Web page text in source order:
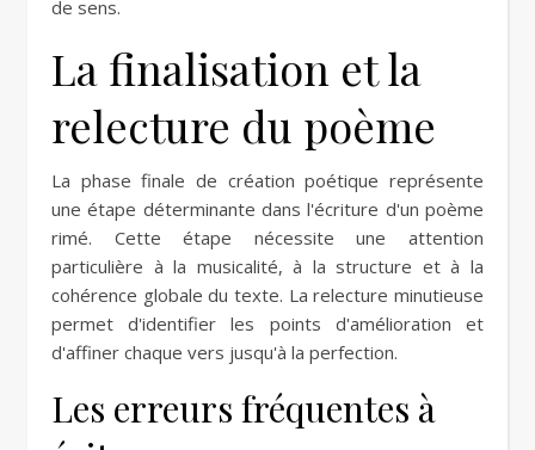
de sens.
La finalisation et la
relecture du poème
La phase finale de création poétique représente
une étape déterminante dans l'écriture d'un poème
rimé. Cette étape nécessite une attention
particulière à la musicalité, à la structure et à la
cohérence globale du texte. La relecture minutieuse
permet d'identifier les points d'amélioration et
d'affiner chaque vers jusqu'à la perfection.
Les erreurs fréquentes à